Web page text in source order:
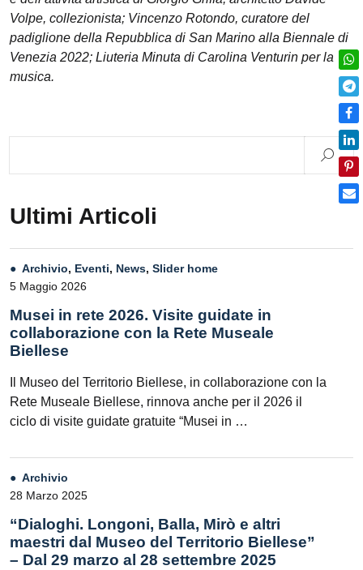
Volpe, collezionista; Vincenzo Rotondo, curatore del
padiglione della Repubblica di San Marino alla Biennale di
Venezia 2022; Liuteria Minuta di Carolina Venturin per la
musica.
Ultimi Articoli
Archivio, Eventi, News, Slider home
5 Maggio 2026
Musei in rete 2026. Visite guidate in
collaborazione con la Rete Museale
Biellese
Il Museo del Territorio Biellese, in collaborazione con la
Rete Museale Biellese, rinnova anche per il 2026 il
ciclo di visite guidate gratuite “Musei in …
Archivio
28 Marzo 2025
“Dialoghi. Longoni, Balla, Mirò e altri
maestri dal Museo del Territorio Biellese”
– Dal 29 marzo al 28 settembre 2025